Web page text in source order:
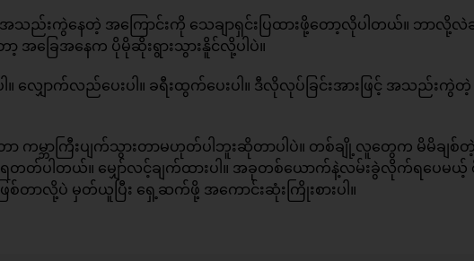
သည်းကွဲနေတဲ့ အကြောင်းကို သေချာရှင်းပြထားဖို့တော့လိုပါတယ်။ ဘာလို့
ခြေအနေက ပိုမိုဆိုးရွားသွားနိူင်လို့ပါပဲ။
လျှောက်လည်ပေးပါ။ ခရီးထွက်ပေးပါ။ ဒီလိုလုပ်ခြင်းအားဖြင့် အသည်းကွဲတဲ့
မ္ဘာကြီးပျက်သွားတာမဟုတ်ပါဘူးဆိုတာပါပဲ။ တစ်ချို့လူတွေက မိမိချ
တတ်ပါတယ်။ မျှော်လင့်ချက်ထားပါ။ အခုတစ်ယောက်နဲ့လမ်းခွဲလိုက်ရပေမ
စ်တာလို့ပဲ မှတ်ယူပြီး ရှေ့ဆက်ဖို့ အကောင်းဆုံးကြိုးစားပါ။